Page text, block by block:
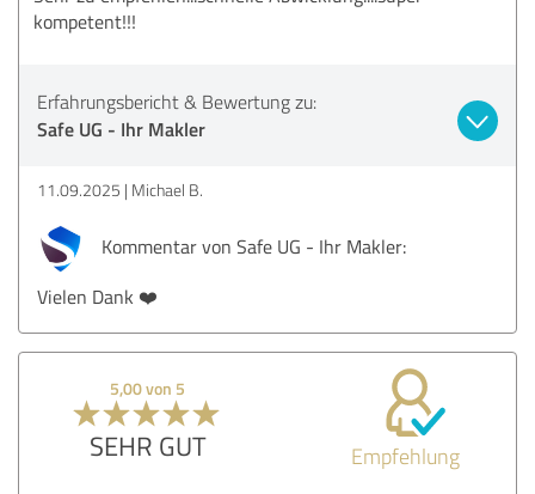
kompetent!!!
Erfahrungsbericht & Bewertung zu:
Safe UG - Ihr Makler
11.09.2025 Michael B.
Kommentar von Safe UG - Ihr Makler:
Vielen Dank ❤️
5,00 von 5
SEHR GUT Empfehlung